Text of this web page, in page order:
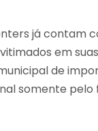
já contam
em
de
somente